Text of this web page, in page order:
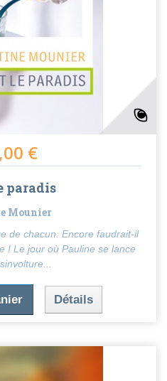
€
paradis
Mounier
de chacun. Encore faudrait-il
! Le jour où Pauline se lance
Détails